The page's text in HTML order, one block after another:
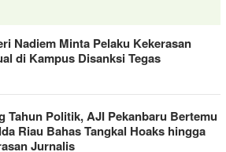
Nadiem Minta Pelaku Kekerasan
di Kampus Disanksi Tegas
Tahun Politik, AJI Pekanbaru Bertemu
Riau Bahas Tangkal Hoaks hingga
Jurnalis